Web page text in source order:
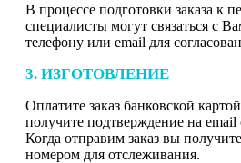
В процессе подготовки заказа к
специалисты могут связаться с
телефону или email для
3. ИЗГОТОВЛЕНИЕ
Оплатите заказ банковской
получите подтверждение на email
Когда отправим заказ вы
номером для отслеживания.